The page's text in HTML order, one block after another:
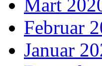
Mart
Februar
Januar